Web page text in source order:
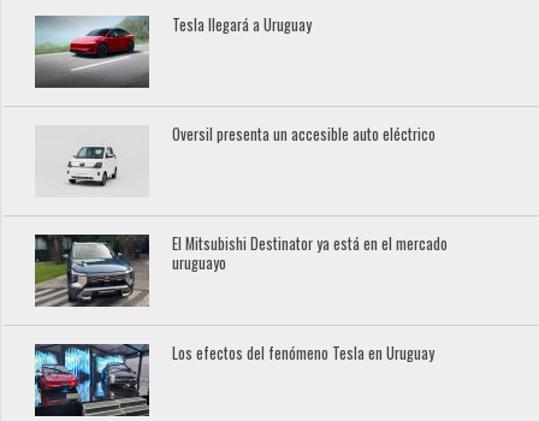
Tesla llegará a Uruguay
Oversil presenta un accesible auto eléctrico
El Mitsubishi Destinator ya está en el mercado
uruguayo
Los efectos del fenómeno Tesla en Uruguay